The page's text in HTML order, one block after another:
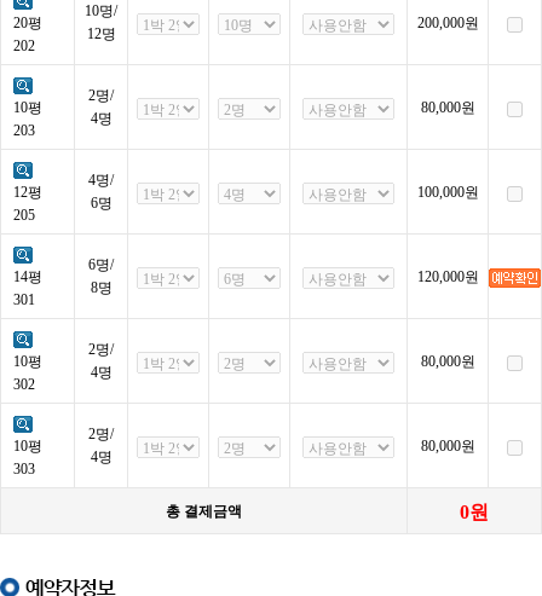
총 결제금액 0원
20평
202
10명/
12명
200,000원
10평
203
2명/
4명
80,000원
12평
205
4명/
6명
100,000원
14평
301
6명/
8명
120,000원
10평
302
2명/
4명
80,000원
10평
303
2명/
4명
80,000원
예약자정보